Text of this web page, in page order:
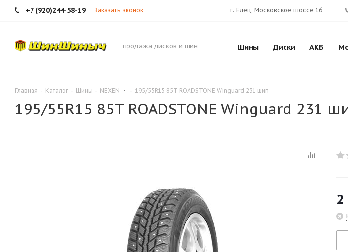
+7 (920)244-58-19 Заказать звонок г. Елец, Московское шоссе 16
продажа дисков и шин Шины Диски АКБ
Главная - Каталог - Шины - NEXEN - 195/55R15 85T ROADSTONE Winguard 231 шип
195/55R15 85T ROADSTONE Winguard 231
2